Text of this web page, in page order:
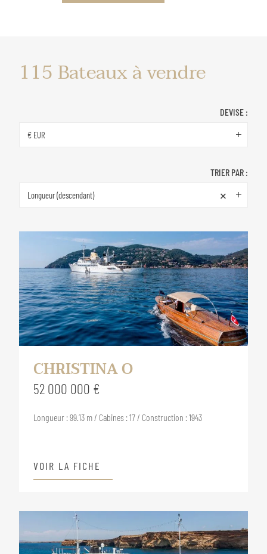
Bateaux
115Bateaux à vendre
DEVISE :
€ EUR
TRIER PAR :
Longueur (descendant) ×
CHRISTINA O
52 000 000 €
Longueur : 99.13 m / Cabines : 17 / Construction : 1943
VOIR LA FICHE